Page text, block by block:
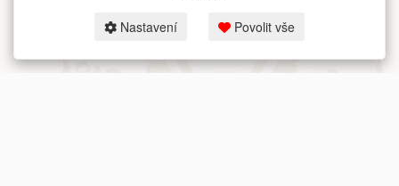
Nastavení Povolit vše